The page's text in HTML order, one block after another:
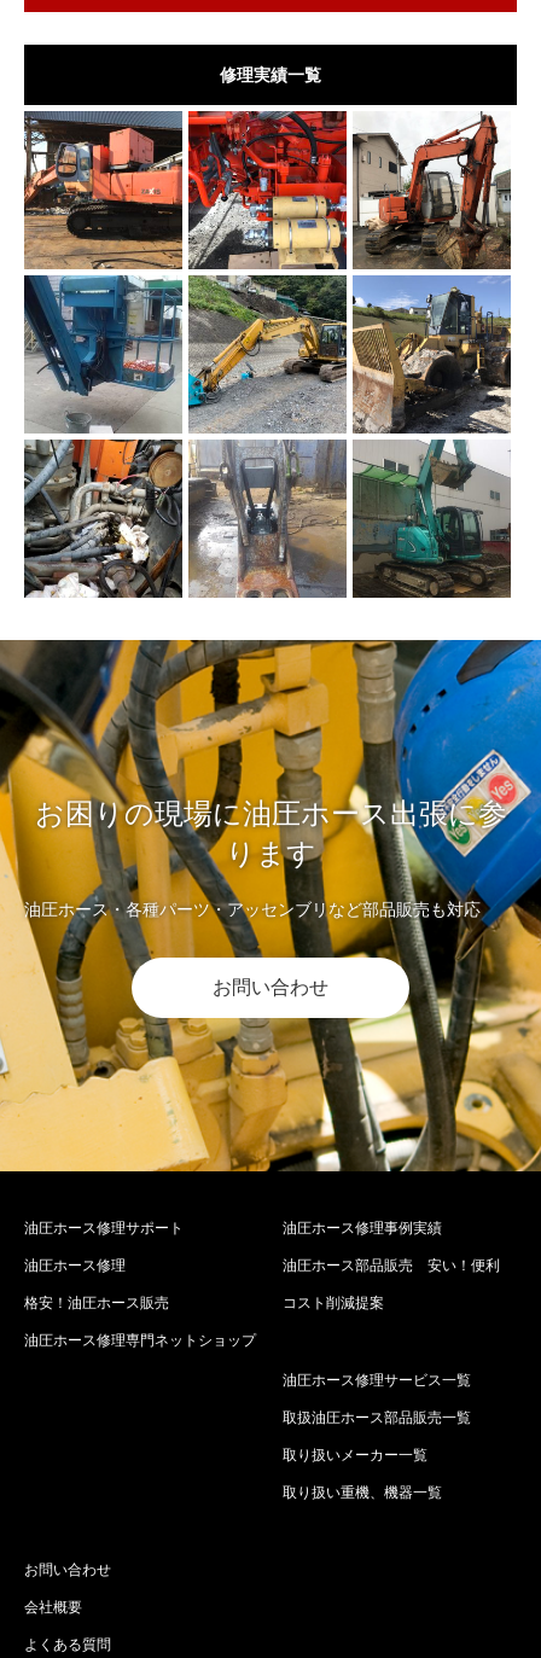
修理実績一覧
お困りの現場に油圧ホース出張に参
ります
油圧ホース・各種パーツ・アッセンブリなど部品販売も対応
お問い合わせ
油圧ホース修理サポート
油圧ホース修理
格安！油圧ホース販売
油圧ホース修理専門ネットショップ
油圧ホース修理事例実績
油圧ホース部品販売 安い！便利
コスト削減提案
油圧ホース修理サービス一覧
取扱油圧ホース部品販売一覧
取り扱いメーカー一覧
取り扱い重機、機器一覧
お問い合わせ
会社概要
よくある質問